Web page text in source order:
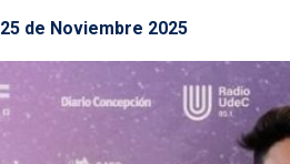
25 de Noviembre 2025